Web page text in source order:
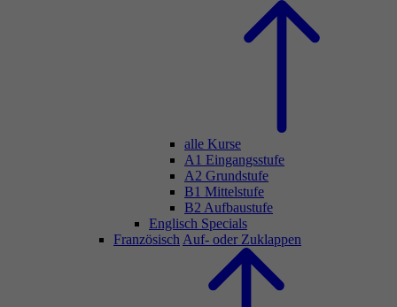
alle Kurse
A1 Eingangsstufe
A2 Grundstufe
B1 Mittelstufe
B2 Aufbaustufe
Englisch Specials
Französisch Auf- oder Zuklappen